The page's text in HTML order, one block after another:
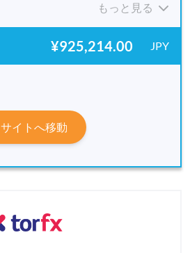
もっと見る
¥925,214.00 JPY
サイトへ移動